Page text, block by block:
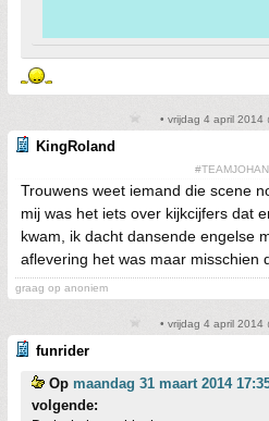
• vrijdag 4 april 2014
KingRoland
Trouwens weet iemand die scene
mij was het iets over kijkcijfers dat
kwam, ik dacht dansende engelse
aflevering het was maar misschien
graag op anoniem
• vrijdag 4 april 2014
funrider
Op maandag 31 maart 2014
volgende: